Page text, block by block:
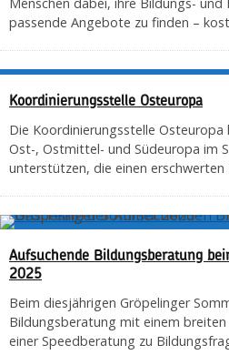
Menschen dabei, ihre Bildungs- und
passende Angebote zu finden –
Koordinierungsstelle Osteuropa
Die Koordinierungsstelle Osteuropa
Ost-, Ostmittel- und Südeuropa im
unterstützen, die einen erschwerten
Aufsuchende Bildungsberatung
2025
Beim diesjährigen Gröpelinger
Bildungsberatung mit einem
einer Speedberatung zu